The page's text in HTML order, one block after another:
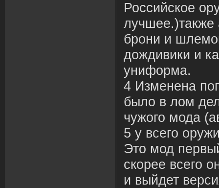
Российское
лучшее.)также
брони и
дождивики и
униформа.
4 Изменена
было в лом
чужого мода
5 у всего
Это мод
скорее всего
и выйдет